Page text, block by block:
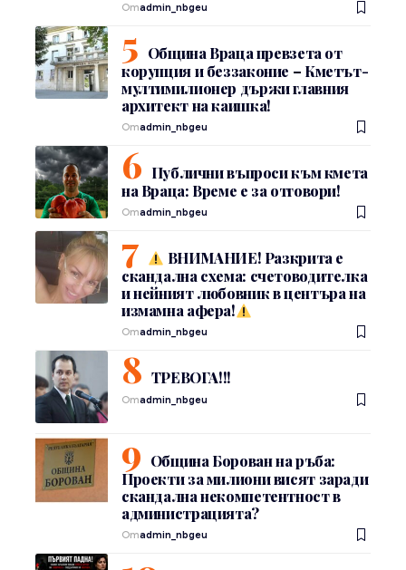
Отadmin_nbgeu
Община Враца превзета от
корупция и беззаконие – Кметът-
мултимилионер държи главния
архитект на каишка!
Отadmin_nbgeu
Публични въпроси към кмета
на Враца: Време е за отговори!
Отadmin_nbgeu
ВНИМАНИЕ! Разкрита е
скандална схема: счетоводителка
и нейният любовник в центъра на
измамна афера!
Отadmin_nbgeu
ТРЕВОГА!!!
Отadmin_nbgeu
Община Борован на ръба:
Проекти за милиони висят заради
скандална некомпетентност в
администрацията?
Отadmin_nbgeu